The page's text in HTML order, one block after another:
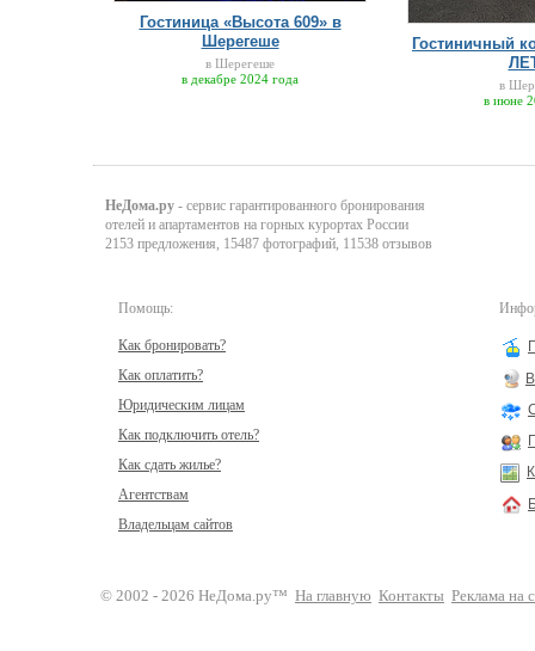
Гостиница «Высота 609» в
Шерегеше
в Шерегеше
в декабре 2024 года
Гостиничный
в
в июне
НеДома.ру - сервис гарантированного бронирования
отелей и апартаментов на горных курортах России
2153 предложения, 15487 фотографий, 11538 отзывов
Помощь:
Как бронировать?
Как оплатить?
Юридическим лицам
Как подключить отель?
Как сдать жилье?
Агентствам
Владельцам сайтов
© 2002 - 2026 НеДома.ру™ На главную Контакты Реклама на